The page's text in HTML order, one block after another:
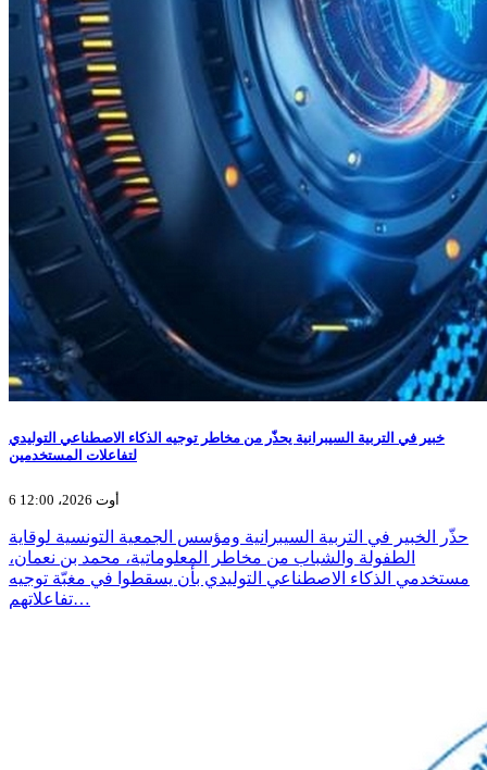
خبير في التربية السيبرانية يحذّر من مخاطر توجيه الذكاء الاصطناعي التوليدي
لتفاعلات المستخدمين
6 أوت 2026، 12:00
حذّر الخبير في التربية السيبرانية ومؤسس الجمعية التونسية لوقاية
الطفولة والشباب من مخاطر المعلوماتية، محمد بن نعمان،
مستخدمي الذكاء الاصطناعي التوليدي بأن يسقطوا في مغبّة توجيه
تفاعلاتهم…